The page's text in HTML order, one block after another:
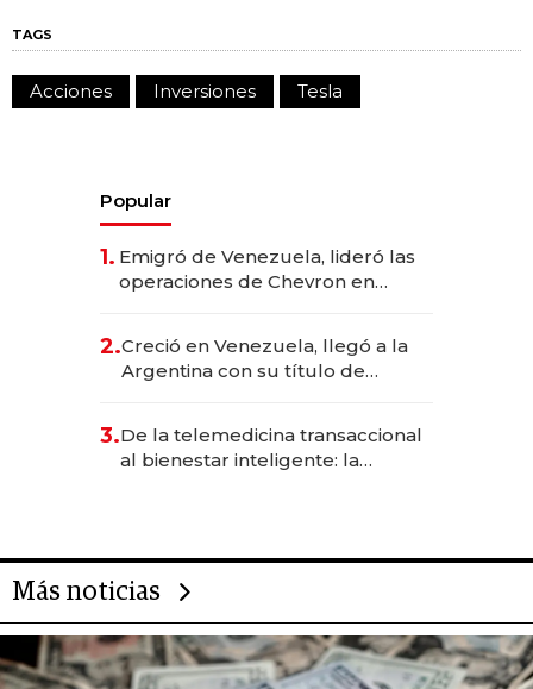
TAGS
Acciones Inversiones Tesla
Popular
1. Emigró de Venezuela, lideró las
operaciones de Chevron en
2.Creció en Venezuela, llegó a la
Argentina con su título de
las marcas "fast premium"
3.De la telemedicina transaccional
al bienestar inteligente: la
Más noticias